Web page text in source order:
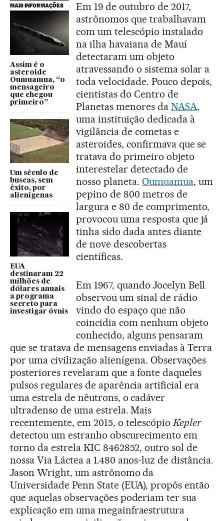
MAIS INFORMAÇÕES
Assim é o
asteroide
Oumuamua, “o
mensageiro
que chegou
primeiro”
Um século de
buscas, sem
êxito, por
alienígenas
EUA
destinaram 22
milhões de
dólares anuais
a programa
secreto para
investigar óvnis
Em 19 de outubro de 2017,
astrônomos que trabalhavam
com um telescópio instalado
na ilha havaiana de Mauí
detectaram um objeto
atravessando o sistema solar a
toda velocidade. Pouco depois,
cientistas do Centro de
Planetas menores da NASA,
uma instituição dedicada à
vigilância de cometas e
asteroides, confirmava que se
tratava do primeiro objeto
interestelar detectado de
nosso planeta. Oumuamua, um
pepino de 800 metros de
largura e 80 de comprimento,
provocou uma resposta que já
tinha sido dada antes diante
de nove descobertas
científicas.
Em 1967, quando Jocelyn Bell
observou um sinal de rádio
vindo do espaço que não
coincidia com nenhum objeto
conhecido, alguns pensaram
que se tratava de mensagens enviadas à Terra
por uma civilização alienígena. Observações
posteriores revelaram que a fonte daqueles
pulsos regulares de aparência artificial era
uma estrela de nêutrons, o cadáver
ultradenso de uma estrela. Mais
recentemente, em 2015, o telescópioKepler
detectou um estranho obscurecimento em
torno da estrela KIC 8462852, outro sol de
nossa Via Láctea a 1.480 anos-luz de distância.
Jason Wright, um astrônomo da
Universidade Penn State (EUA), propôs então
que aquelas observações poderiam ter sua
explicação em uma megainfraestrutura